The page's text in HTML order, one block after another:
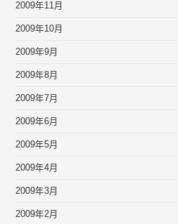
2009年11月
2009年10月
2009年9月
2009年8月
2009年7月
2009年6月
2009年5月
2009年4月
2009年3月
2009年2月